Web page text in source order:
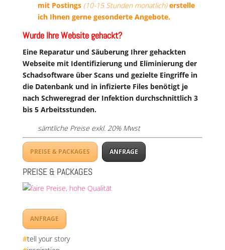
mit Postings (10-15 Stunden monatlich) erstelle
ich Ihnen gerne gesonderte Angebote.
Wurde Ihre Website gehackt?
Eine Reparatur und Säuberung Ihrer gehackten
Webseite mit Identifizierung und Eliminierung der
Schadsoftware über Scans und gezielte Eingriffe in
die Datenbank und in infizierte Files benötigt je
nach Schweregrad der Infektion durchschnittlich 3
bis 5 Arbeitsstunden.
sämtliche Preise exkl. 20% Mwst
PREISE & PACKAGES ANFRAGE
PREISE & PACKAGES
ANFRAGE
#tell your story